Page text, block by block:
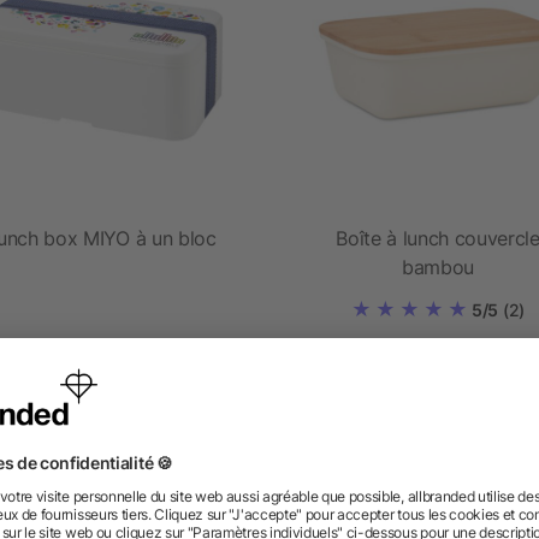
box MIYO à un bloc
dès 4,86 €
Boîte à lunch couvercle
bambou
5/5 (2)
dès 2,88 €
questions ? Nous avons les